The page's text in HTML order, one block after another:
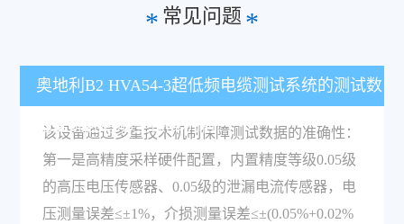
* 常见问题 *
奥地利B2 HVA54-3超低频电缆测试系统的测试数
据准确性有哪些保障机制？
该设备通过多重技术机制保障测试数据的准确性：
第一是高精度采样硬件配置，内置精度等级0.05级
的高压电压传感器、0.05级的泄漏电流传感器，电
压测量误差≤±1%，介损测量误差≤±(0.05%+0.02%